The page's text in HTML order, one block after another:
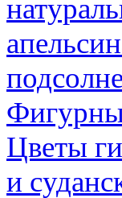
Цветы
и